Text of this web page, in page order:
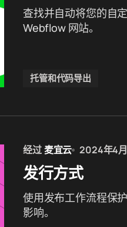
查找并自动将您的自
Webflow 网站。
托管和代码导出
经过麦宜云 2024年4
发行方式
使用发布工作流程保
影响。